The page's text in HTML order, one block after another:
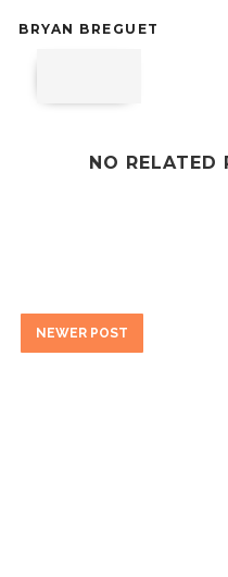
BRYAN BREGUET
NO RELATED
NEWER POST